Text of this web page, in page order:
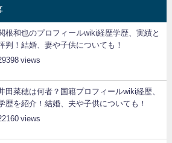
根和也のプロフィールwiki経歴学歴、実績と
判！結婚、妻や子供についても！
田菜穂は何者？国籍プロフィールwiki経歴、
歴を紹介！結婚、夫や子供についても！